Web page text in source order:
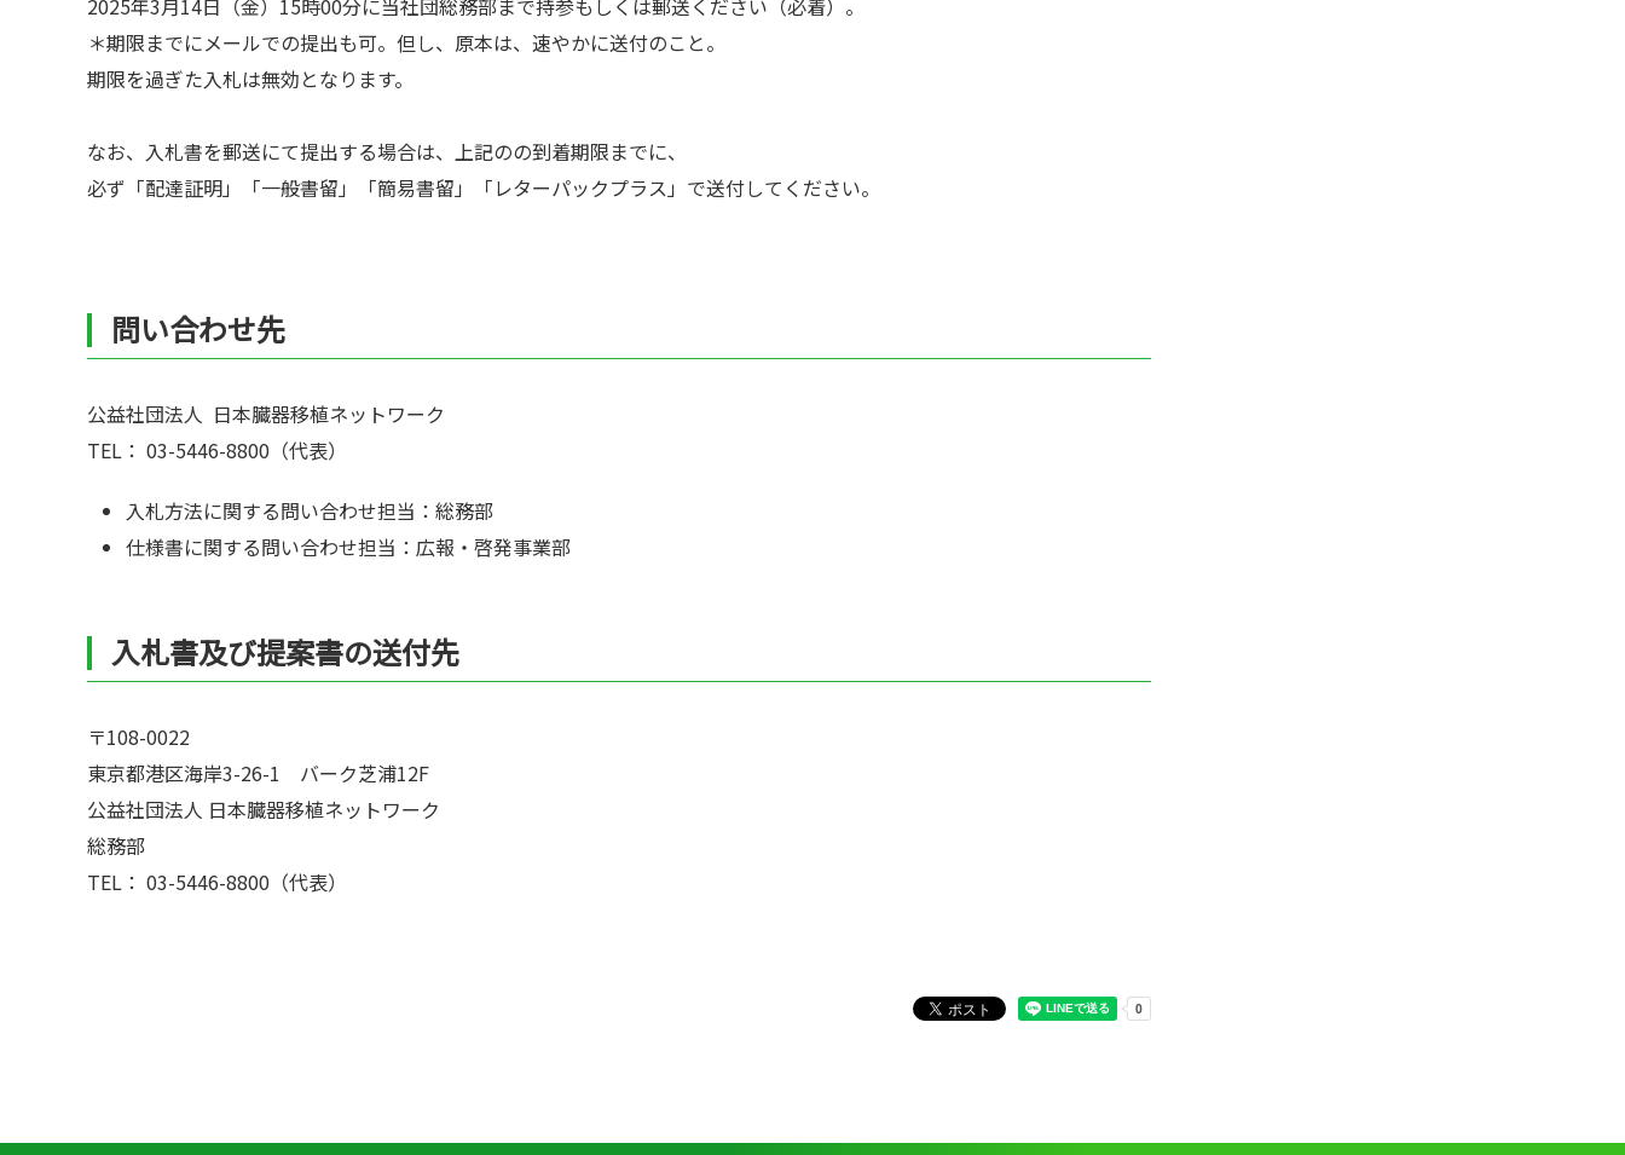
2025年3月14日（金）15時00分に当社団総務部まで持参もしくは郵送ください（必着）。
＊期限までにメールでの提出も可。但し、原本は、速やかに送付のこと。
期限を過ぎた入札は無効となります。
なお、入札書を郵送にて提出する場合は、上記のの到着期限までに、
必ず「配達証明」「一般書留」「簡易書留」「レターパックプラス」で送付してください。
問い合わせ先
公益社団法人 日本臓器移植ネットワーク
TEL： 03-5446-8800（代表）
入札方法に関する問い合わせ担当：総務部
仕様書に関する問い合わせ担当：広報・啓発事業部
入札書及び提案書の送付先
〒108-0022
東京都港区海岸3-26-1 バーク芝浦12F
公益社団法人 日本臓器移植ネットワーク
総務部
TEL： 03-5446-8800（代表）